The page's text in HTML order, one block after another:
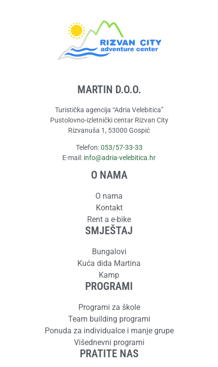
MARTIN D.O.O.
Turistička agencija “Adria Velebitica”
Pustolovno-izletnički centar Rizvan City
Rizvanuša 1, 53000 Gospić
Telefon:053/57-33-33
E-mail: info@adria-velebitica.hr
O NAMA
O nama
Kontakt
Rent a e-bike
SMJEŠTAJ
Bungalovi
Kuća dida Martina
Kamp
PROGRAMI
Programi za škole
Team building programi
Ponuda za individualce i manje grupe
Višednevni programi
PRATITE NAS